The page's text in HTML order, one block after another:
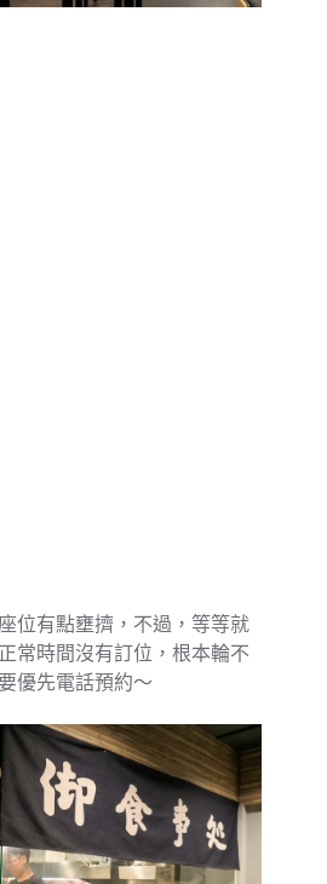
位有點壅擠，不過，等等就
常時間沒有訂位，根本輪不
優先電話預約～